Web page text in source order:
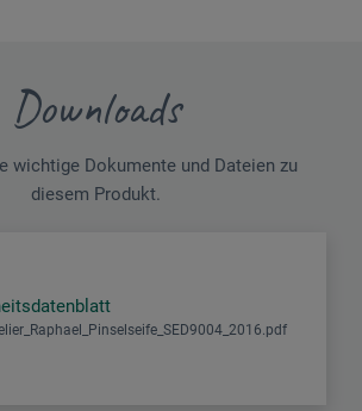
Downloads
wichtige Dokumente und Dateien zu
diesem Produkt.